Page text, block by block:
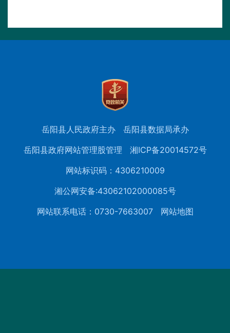
岳阳县人民政府主办
岳阳县数据局承办
岳阳县政府网站管理股管理
湘ICP备20014572号
网站标识码：4306210009
湘公网安备:43062102000085号
网站联系电话：0730-7663007
网站地图